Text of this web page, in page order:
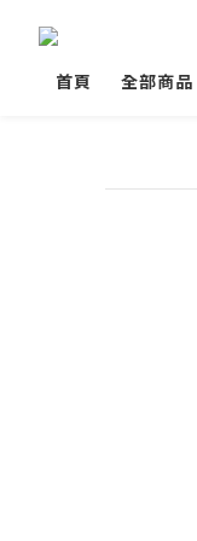
首頁 全部商品